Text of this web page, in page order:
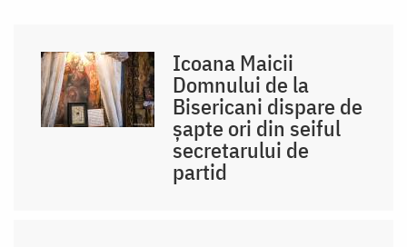
Icoana Maicii
Domnului de la
Bisericani dispare de
șapte ori din seiful
secretarului de
partid